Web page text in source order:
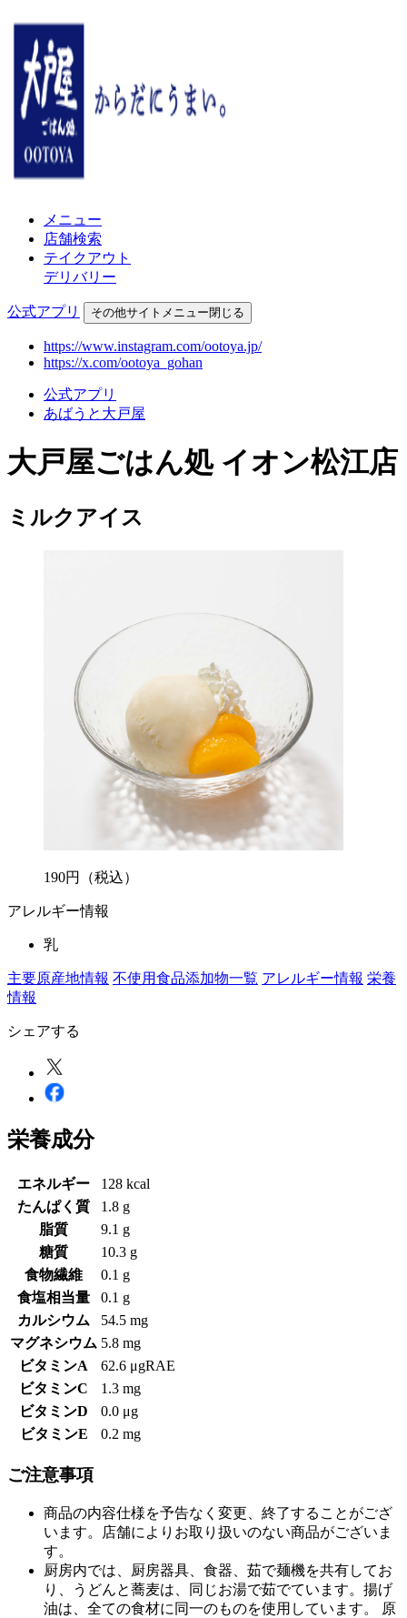
メニュー
店舗検索
テイクアウト
デリバリー
公式アプリ その他サイトメニュー閉じる
https://www.instagram.com/ootoya.jp/
https://x.com/ootoya_gohan
公式アプリ
あばうと大戸屋
大戸屋ごはん処 イオン松江店
ミルクアイス
190円 （税込）
アレルギー情報
乳
主要原産地情報 不使用食品添加物一覧 アレルギー情報 栄養
情報
シェアする
栄養成分
エネルギー
128 kcal
たんぱく質
1.8 g
脂質
9.1 g
糖質
10.3 g
食物繊維
0.1 g
食塩相当量
0.1 g
カルシウム
54.5 mg
マグネシウム 5.8 mg
ビタミンA
62.6 μgRAE
ビタミンC
1.3 mg
ビタミンD
0.0 μg
ビタミンE
0.2 mg
ご注意事項
商品の内容仕様を予告なく変更、終了することがござ
います。店舗によりお取り扱いのない商品がございま
す。
厨房内では、厨房器具、食器、茹で麺機を共有してお
り、うどんと蕎麦は、同じお湯で茹でています。揚げ
油は、全ての食材に同一のものを使用しています。 原